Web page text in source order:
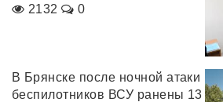
2132
0
В Брянске после ночной атаки
беспилотников ВСУ ранены 13